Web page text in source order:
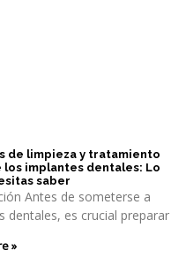
de limpieza y tratamiento
los implantes dentales: Lo
saber
Antes de someterse a
dentales, es crucial preparar
»